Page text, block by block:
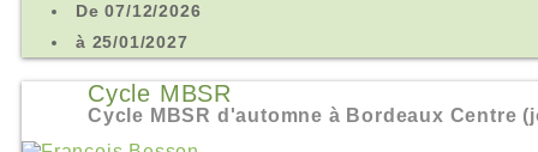
De 07/12/2026
à 25/01/2027
Cycle MBSR
Cycle MBSR d'automne à Bordeaux Centre